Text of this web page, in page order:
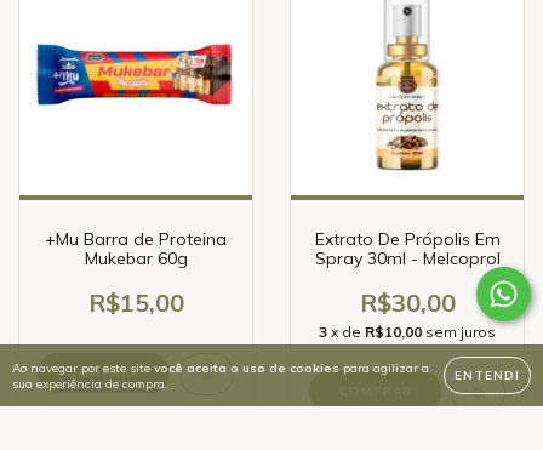
Ao navegar por este site você aceita o uso de cookies para agilizar a
sua experiência de compra.
ENTENDI
+Mu Barra de Proteina
Mukebar 60g
R$15,00
COMPRAR
Extrato De Própolis Em
Spray 30ml - Melcoprol
R$30,00
3 x de R$10,00 sem juros